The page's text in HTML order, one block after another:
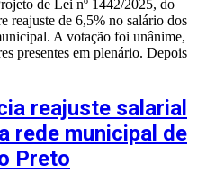
de Lei nº 1442/2025, do
reajuste de 6,5% no salário dos
A votação foi unânime,
presentes em plenário. Depois
reajuste salarial
rede municipal de
Preto